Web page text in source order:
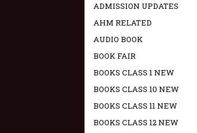
ADMISSION UPDATES
AHM RELATED
AUDIO BOOK
BOOK FAIR
BOOKS CLASS 1 NEW
BOOKS CLASS 10 NEW
BOOKS CLASS 11 NEW
BOOKS CLASS 12 NEW